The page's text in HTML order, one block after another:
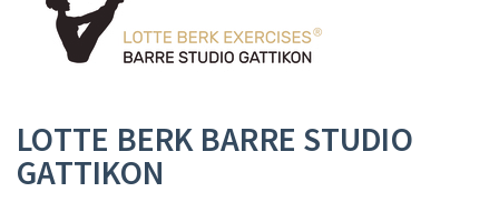
LOTTE BERK BARRE STUDIO
GATTIKON